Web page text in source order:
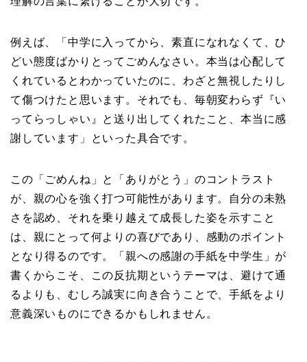
例えば、「中学に入ってから、素直になれなくて、ひ
どい態度ばかりとってごめんなさい。本当は心配して
くれているとわかっていたのに、わざと無視したりし
て傷つけたと思います。それでも、毎朝変わらず『い
ってらっしゃい』と送り出してくれたこと、本当に感
謝しています」といった具合です。
この「ごめんね」と「ありがとう」のコントラスト
が、親の心を強く打つ可能性があります。自分の未熟
さを認め、それを乗り越えて成長した姿を示すこと
は、親にとって何よりの喜びであり、感動のポイント
となり得るのです。「親への感謝の手紙を中学生」が
書くからこそ、この反抗期というテーマは、避けて通
るよりも、むしろ誠実に向き合うことで、手紙をより
意義深いものにできるかもしれません。